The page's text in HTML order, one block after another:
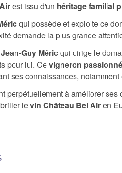
est issu d'un héritage familial
qui possède et exploite ce
demande la plus grande
Jean-Guy Méricqui dirige le
pour lui. Cevigneron passionné
ses connaissances,
perpétuellement à améliorer
levin Château Bel Airen